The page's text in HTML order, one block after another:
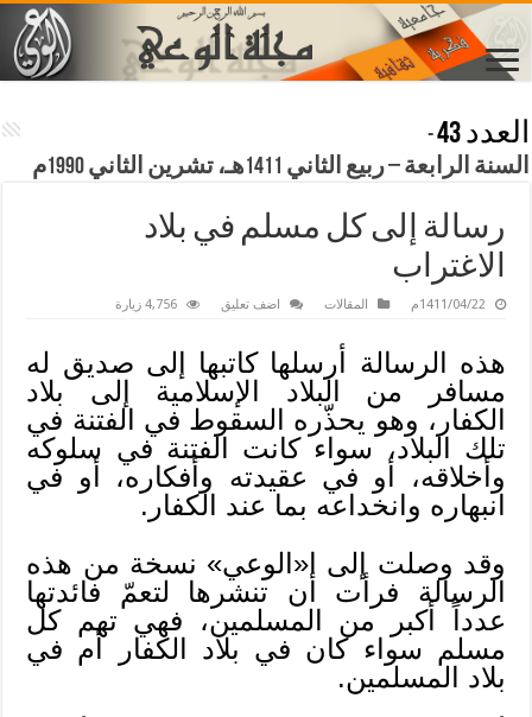
العدد 43
-
السنة الرابعة – ربيع الثاني 1411هـ، تشرين الثاني 1990م
رسالة إلى كل مسلم في بلاد
الاغتراب
1411/04/22م المقالات اضف تعليق 4,756 زيارة
هذه الرسالة أرسلها كاتبها إلى صديق له
مسافر من البلاد الإسلامية إلى بلاد
الكفار، وهو يحذّره السقوط في الفتنة في
تلك البلاد، سواء كانت الفتنة في سلوكه
وأخلاقه، أو في عقيدته وأفكاره، أو في
انبهاره وانخداعه بما عند الكفار.
وقد وصلت إلى ا«الوعي» نسخة من هذه
الرسالة فرأت أن تنشرها لتعمّ فائدتها
عدداً أكبر من المسلمين، فهي تهم كل
مسلم سواء كان في بلاد الكفار أم في
بلاد المسلمين.